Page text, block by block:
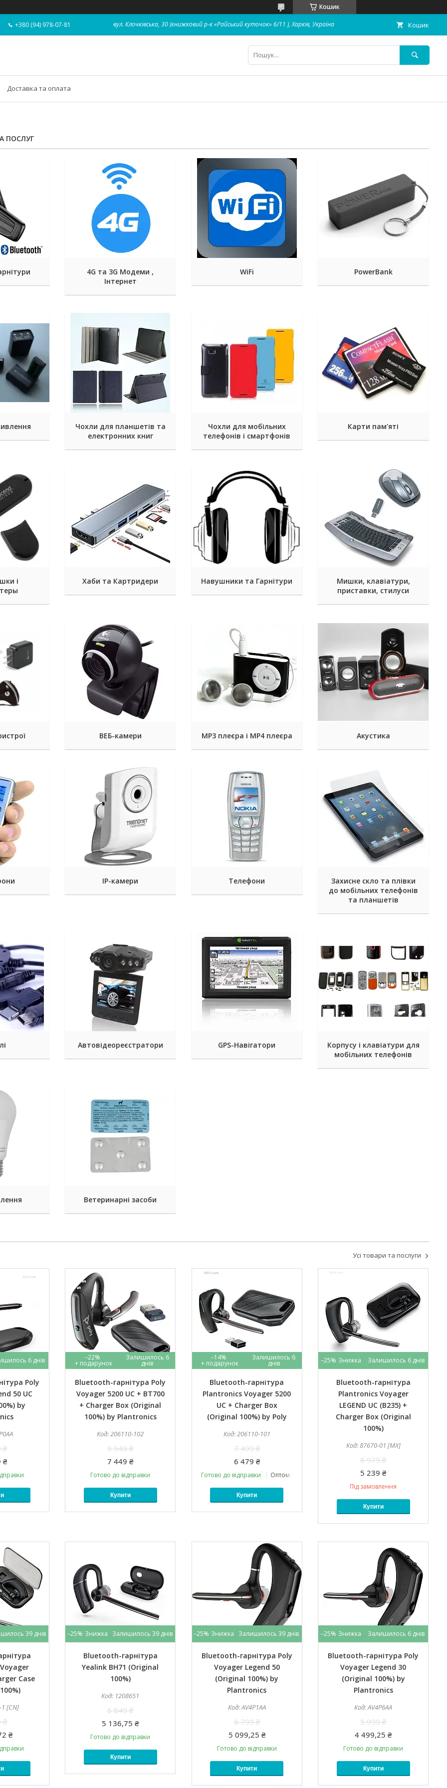
Кошик
+380 (94) 978-07-81 вул. Клочківська, 30 (книжковий р-к «Райський куточок» 6/11 ), Харків, Україна Кошик
Доставка та оплата
ПОСЛУГ
4G та 3G Модеми ,
Інтернет
WiFi PowerBank
Чохли для планшетів та
електронних книг
Чохли для мобільних
телефонів і смартфонів
Карти пам'яті
і
Хаби та Картридери Навушники та Гарнітури
Мишки, клавіатури,
приставки, стилуси
ВЕБ-камери MP3 плеєра і MP4 плеєра Акустика
IP-камери Телефони
Захисне скло та плівки
до мобільних телефонів
та планшетів
Автовідеореєстратори GPS-Навігатори
Корпусу і клавіатури для
мобільних телефонів
Ветеринарні засоби
Усі товари та послуги
6 днів
Poly
50 UC
by
₴
₴
–22% Залишилось 6
днів
Bluetooth-гарнітура Poly
Voyager 5200 UC + BT700
+ Charger Box (Original
100%) by Plantronics
206110-102
9 549 ₴
7 449 ₴
Готово до відправки
Купити
–14% Залишилось 6
днів
Bluetooth-гарнітура
Plantronics Voyager 5200
UC + Charger Box
(Original 100%) by Poly
206110-101
7 499 ₴
6 479 ₴
Готово до відправки Оптом і в роздріб
Купити
–25% Залишилось 6 днів
Bluetooth-гарнітура
Plantronics Voyager
LEGEND UC (B235) +
Charger Box (Original
100%)
87670-01 [MX]
6 979 ₴
5 239 ₴
Під замовлення
Купити
39 днів
Case
[CN]
₴
₴
–25% Залишилось 39 днів
Bluetooth-гарнітура
Yealink BH71 (Original
100%)
1208651
6 849 ₴
5 136,75 ₴
Готово до відправки
Купити
–25% Залишилось 39 днів
Bluetooth-гарнітура Poly
Voyager Legend 50
(Original 100%) by
Plantronics
AV4P1AA
6 799 ₴
5 099,25 ₴
Готово до відправки
Купити
–25% Залишилось 6 днів
Bluetooth-гарнітура Poly
Voyager Legend 30
(Original 100%) by
Plantronics
AV4P6AA
5 999 ₴
4 499,25 ₴
Готово до відправки
Купити